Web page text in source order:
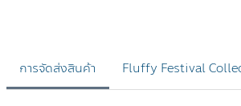
การจัดส่งสินค้า Fluffy Festival